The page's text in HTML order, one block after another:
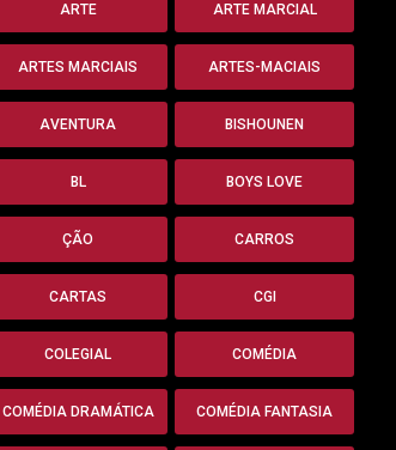
ARTE ARTE MARCIAL
ARTES MARCIAIS ARTES-MACIAIS
AVENTURA BISHOUNEN
BL BOYS LOVE
ÇÃO CARROS
CARTAS CGI
COLEGIAL COMÉDIA
COMÉDIA DRAMÁTICA COMÉDIA FANTASIA